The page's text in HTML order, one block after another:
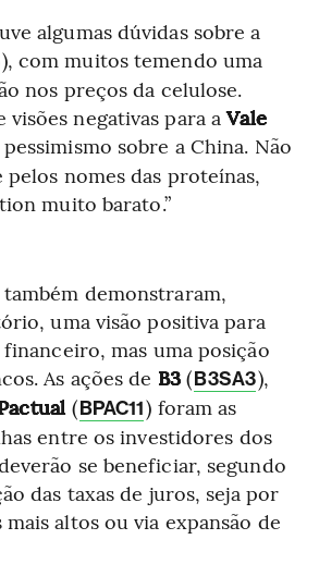
algumas dúvidas sobre a
), com muitos temendo uma
nos preços da celulose.
visões negativas para aVale
sobre a China. Não
nomes das proteínas,
muito barato.”
demonstraram,
uma visão positiva para
mas uma posição
As ações de B3(B3SA3),
(BPAC11) foram as
entre os investidores dos
se beneficiar, segundo
das taxas de juros, seja por
altos ou via expansão de